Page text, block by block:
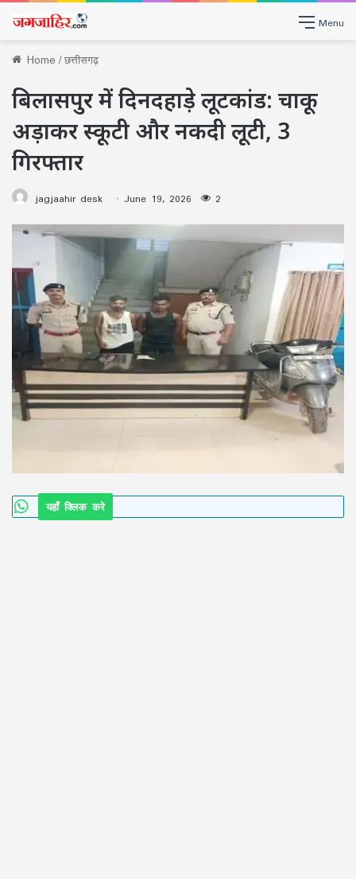
Menu
Home/छत्तीसगढ़
बिलासपुर में दिनदहाड़े लूटकांड: चाकू
अड़ाकर स्कूटी और नकदी लूटी, 3
गिरफ्तार
jagjaahir desk June 19, 2026 2
यहाँ क्लिक करे